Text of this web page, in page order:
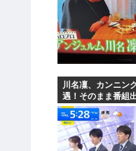
川名凜、カンニン
遇！そのまま番組
飲みません？」「